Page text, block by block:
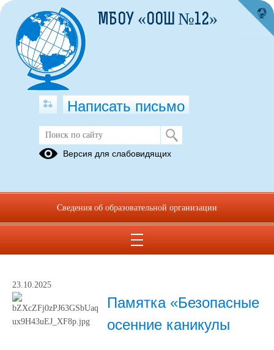
Публикации за 23.10.2025
Об участии в Акции "Я
- Россиянин!"
23.10.2025
Памятка «Безопасные
осенние каникулы
МБОУ «ООШ №12»
Написать письмо
Версия для слабовидящих
Сведения об образовательной организации